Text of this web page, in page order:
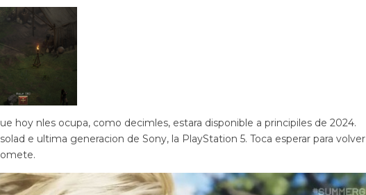
hoy nles ocupa, como decimles, estara disponible a principiles de 2024.
e ultima generacion de Sony, la PlayStation 5. Toca esperar para volver